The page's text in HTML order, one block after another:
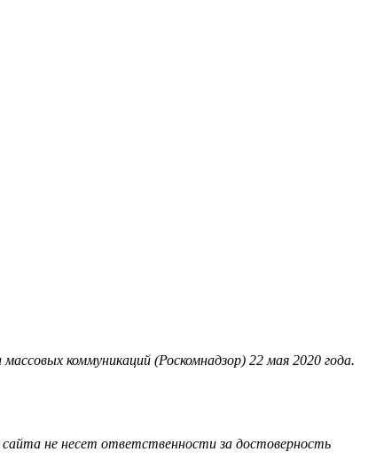
коммуникаций (Роскомнадзор) 22 мая 2020 года.
не несет ответственности за достоверность